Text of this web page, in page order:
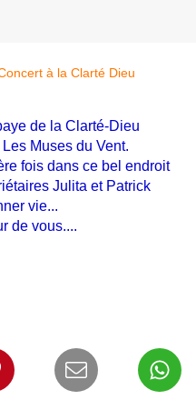
de la Clarté-Dieu
Muses du Vent.
fois dans ce bel endroit
Julita et Patrick
vie...
de vous....